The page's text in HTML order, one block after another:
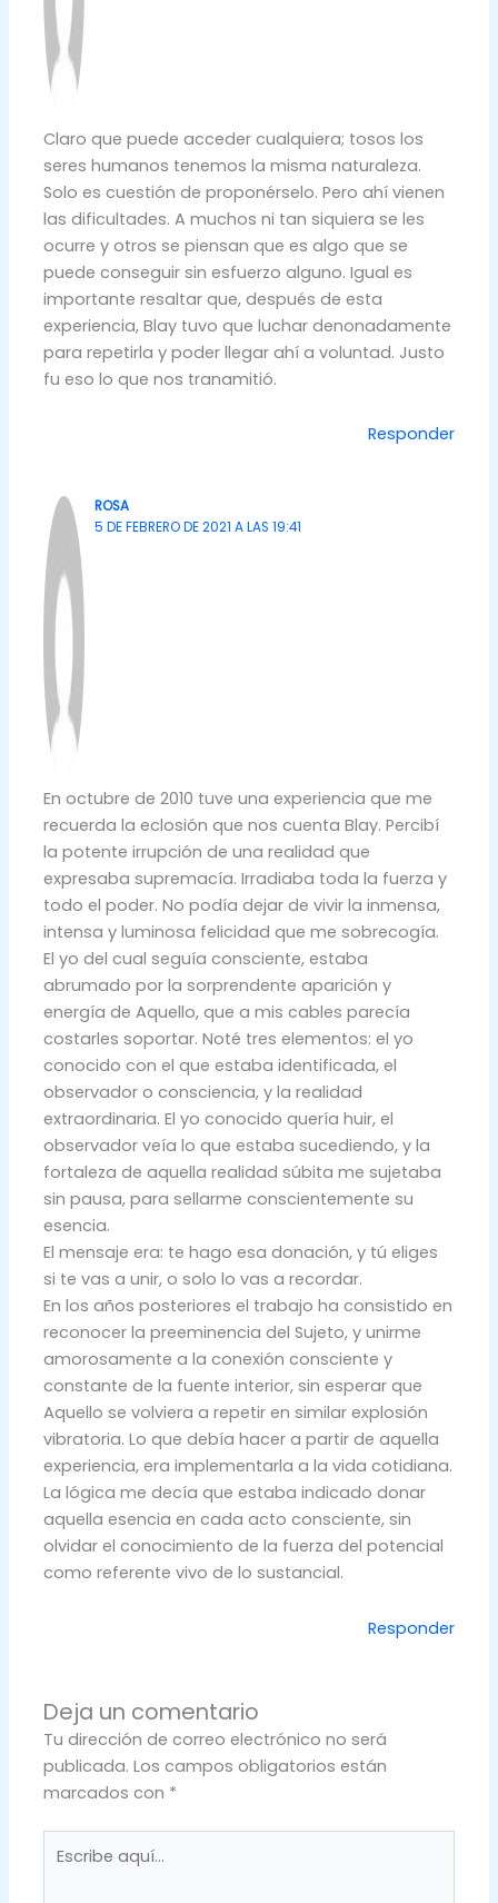
Claro que puede acceder cualquiera; tosos los
seres humanos tenemos la misma naturaleza.
Solo es cuestión de proponérselo. Pero ahí vienen
las dificultades. A muchos ni tan siquiera se les
ocurre y otros se piensan que es algo que se
puede conseguir sin esfuerzo alguno. Igual es
importante resaltar que, después de esta
experiencia, Blay tuvo que luchar denonadamente
para repetirla y poder llegar ahí a voluntad. Justo
fu eso lo que nos tranamitió.
Responder
ROSA
5 DE FEBRERO DE 2021 A LAS 19:41
En octubre de 2010 tuve una experiencia que me
recuerda la eclosión que nos cuenta Blay. Percibí
la potente irrupción de una realidad que
expresaba supremacía. Irradiaba toda la fuerza y
todo el poder. No podía dejar de vivir la inmensa,
intensa y luminosa felicidad que me sobrecogía.
El yo del cual seguía consciente, estaba
abrumado por la sorprendente aparición y
energía de Aquello, que a mis cables parecía
costarles soportar. Noté tres elementos: el yo
conocido con el que estaba identificada, el
observador o consciencia, y la realidad
extraordinaria. El yo conocido quería huir, el
observador veía lo que estaba sucediendo, y la
fortaleza de aquella realidad súbita me sujetaba
sin pausa, para sellarme conscientemente su
esencia.
El mensaje era: te hago esa donación, y tú eliges
si te vas a unir, o solo lo vas a recordar.
En los años posteriores el trabajo ha consistido en
reconocer la preeminencia del Sujeto, y unirme
amorosamente a la conexión consciente y
constante de la fuente interior, sin esperar que
Aquello se volviera a repetir en similar explosión
vibratoria. Lo que debía hacer a partir de aquella
experiencia, era implementarla a la vida cotidiana.
La lógica me decía que estaba indicado donar
aquella esencia en cada acto consciente, sin
olvidar el conocimiento de la fuerza del potencial
como referente vivo de lo sustancial.
Responder
Deja un comentario
Tu dirección de correo electrónico no será
publicada. Los campos obligatorios están
marcados con *
aquí...